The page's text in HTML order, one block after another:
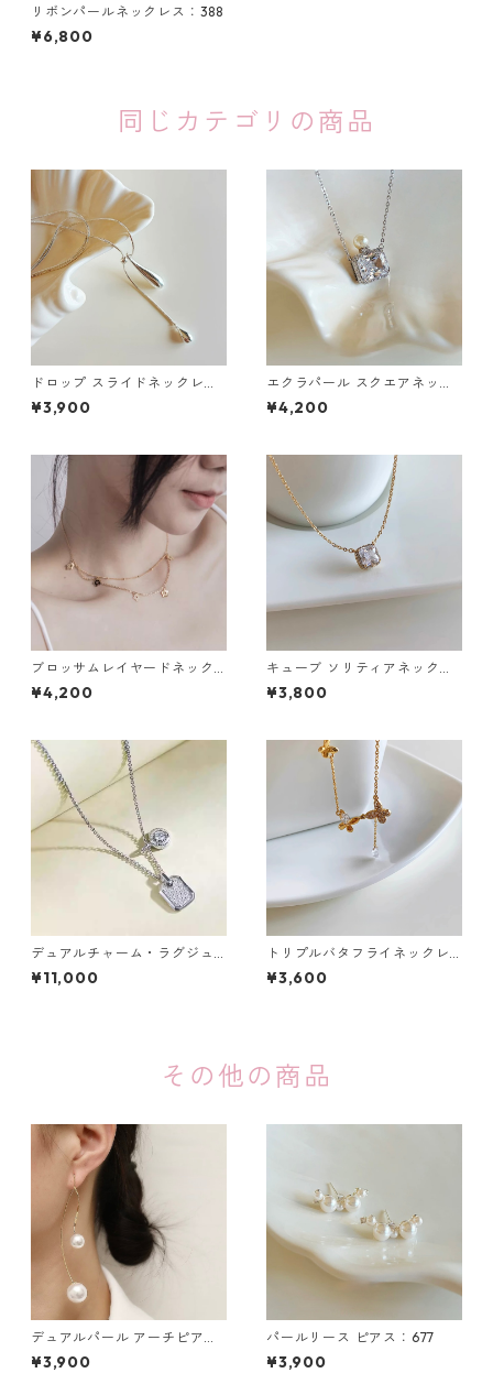
リボンパールネックレス：388
¥6,800
同じカテゴリの商品
ドロップ スライドネックレ
ス：678
¥3,900
エクラパール スクエアネック
レス：674
¥4,200
ブロッサムレイヤードネック
レス：666
¥4,200
キューブ ソリティアネックレ
ス：637
¥3,800
デュアルチャーム・ラグジュ
アリーネックレス（ゴール
ド・シルバー）：632
¥11,000
トリプルバタフライネックレ
ス：624
¥3,600
その他の商品
デュアルパール アーチピアス
（シルバー・ゴールド）：679
¥3,900
パールリース ピアス：677
¥3,900